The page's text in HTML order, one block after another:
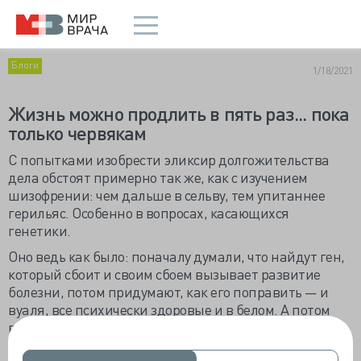
Блоги 1/18/2021
Жизнь можно продлить в пять раз... пока
только червякам
С попытками изобрести эликсир долгожительства
дела обстоят примерно так же, как с изучением
шизофрении: чем дальше в сельву, тем упитаннее
герильяс. Особенно в вопросах, касающихся
генетики.
Оно ведь как было: поначалу думали, что найдут ген,
который сбоит и своим сбоем вызывает развитие
болезни, потом придумают, как его поправить — и
вуаля, все психически здоровые и в белом. А потом
выяснилось, что ген не один, да и болезнь не одна, а
несколько схожих по принципам развития и